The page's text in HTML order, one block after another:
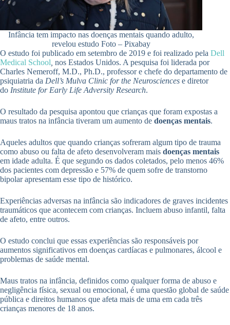
Infância tem impacto nas doenças mentais quando adulto,
revelou estudo Foto – Pixabay
O estudo foi publicado em setembro de 2019 e foi realizado pela Dell
Medical School nos Estados Unidos. A pesquisa foi liderada por
Charles Nemeroff, M.D., Ph.D., professor e chefe do departamento de
psiquiatria da Dell’s Mulva Clinic for the Neurosciences e diretor
do Institute for Early Life Adversity Research.
O resultado da pesquisa apontou que crianças que foram expostas a
maus tratos na infância tiveram um aumento de doenças mentais.
Aqueles adultos que quando crianças sofreram algum tipo de trauma
como abuso ou falta de afeto desenvolveram mais doenças mentais
em idade adulta. É que segundo os dados coletados, pelo menos 46%
dos pacientes com depressão e 57% de quem sofre de transtorno
bipolar apresentam esse tipo de histórico.
Experiências adversas na infância são indicadores de graves incidentes
traumáticos que acontecem com crianças. Incluem abuso infantil, falta
de afeto, entre outros.
O estudo conclui que essas experiências são responsáveis ​​por
aumentos significativos em doenças cardíacas e pulmonares, álcool e
problemas de saúde mental.
Maus tratos na infância, definidos como qualquer forma de abuso e
negligência física, sexual ou emocional, é uma questão global de saúde
pública e direitos humanos que afeta mais de uma em cada três
crianças menores de 18 anos.